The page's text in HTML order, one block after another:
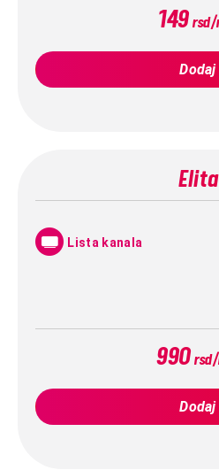
149 rsd/
Dodaj
Elita
Lista kanala
990 rsd/
Dodaj